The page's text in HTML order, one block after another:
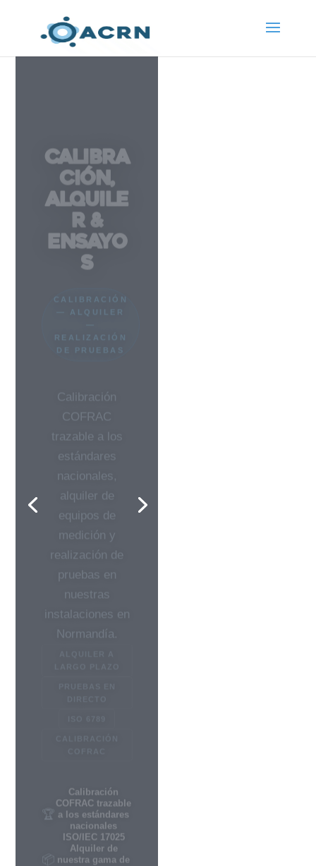
r &
Ensayo
s
CALIBRACIÓN
— ALQUILER
—
REALIZACIÓN
COFRAC
equipos de
instalaciones en
LARGO PLAZO
PRUEBAS EN
DIRECTO
nuestra gama de
equipos
Realización de
pruebas
directamente en
nuestras
instalaciones